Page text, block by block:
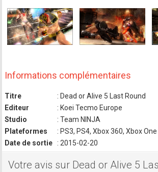
Informations complémentaires
Titre
: Dead or Alive 5 Last Round
Editeur
: Koei Tecmo Europe
Studio
: Team NINJA
Plateformes
: PS3, PS4, Xbox 360, Xbox One
Date de sortie
: 2015-02-20
Votre avis sur Dead or Alive 5